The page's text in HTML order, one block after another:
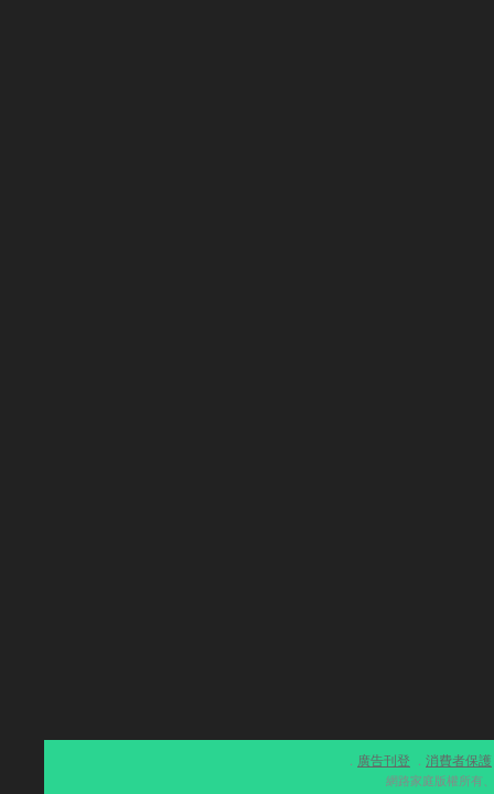
廣告刊登 消費者保護
網路家庭版權所有